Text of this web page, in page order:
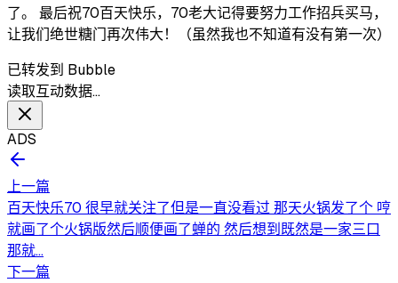
了。 最后祝70百天快乐，70老大记得要努力工作招兵买马，
让我们绝世糖门再次伟大！（虽然我也不知道有没有第一次）
已转发到 Bubble
读取互动数据…
ADS
上一篇
百天快乐70 很早就关注了但是一直没看过 那天火锅发了个 哼
就画了个火锅版然后顺便画了蝉的 然后想到既然是一家三口
那就...
下一篇